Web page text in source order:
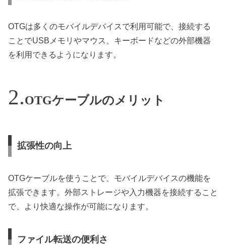
OTGは多くのモバイルデバイスで利用可能で、接続する
ことでUSBメモリやマウス、キーボードなどの外部機器
を利用できるようになります。
OTGケーブルのメリット
拡張性の向上
OTGケーブルを使うことで、モバイルデバイスの機能を
拡張できます。外部ストレージや入力機器を接続すること
で、より快適な操作が可能になります。
ファイル転送の便利さ